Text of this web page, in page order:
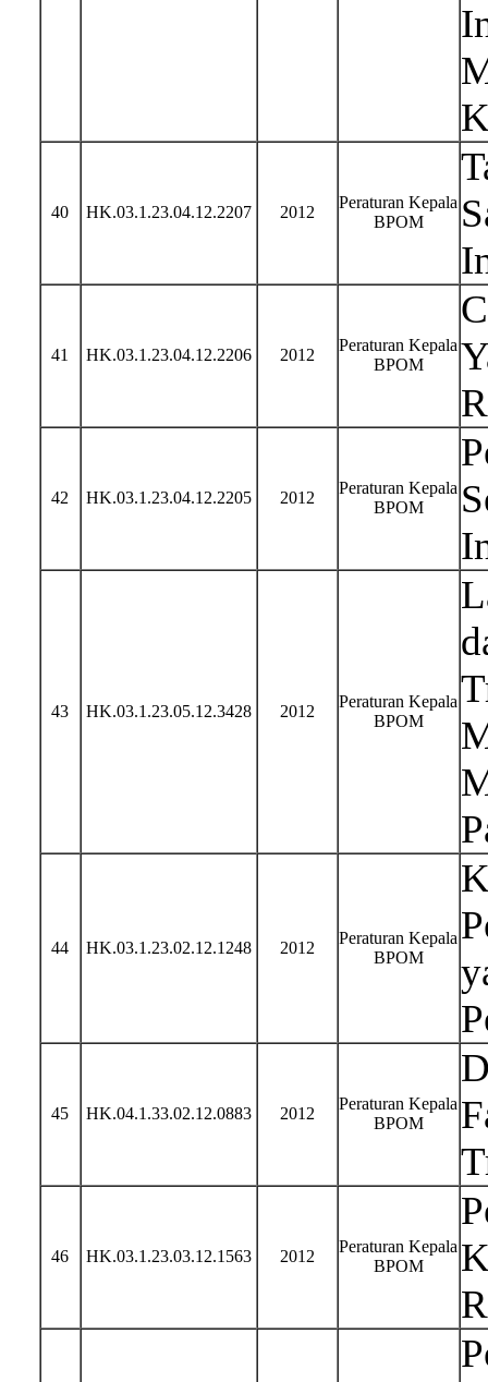
40 HK.03.1.23.04.12.2207 2012
Peraturan Kepala
BPOM
41 HK.03.1.23.04.12.2206 2012
Peraturan Kepala
BPOM
42 HK.03.1.23.04.12.2205 2012
Peraturan Kepala
BPOM
43 HK.03.1.23.05.12.3428 2012
Peraturan Kepala
BPOM
44 HK.03.1.23.02.12.1248 2012
Peraturan Kepala
BPOM
45 HK.04.1.33.02.12.0883 2012
Peraturan Kepala
BPOM
46 HK.03.1.23.03.12.1563 2012
Peraturan Kepala
BPOM